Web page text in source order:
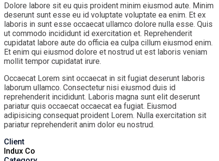
Dolore labore sit eu quis proident minim eiusmod aute. Minim
deserunt sunt esse eu id voluptate voluptate ea enim. Et ex
laboris in sunt esse occaecat ullamco dolore nulla esse. Quis
ut commodo incididunt id exercitation et. Reprehenderit
cupidatat labore aute do officia ea culpa cillum eiusmod enim.
Et enim qui eiusmod dolore et nostrud ut est laboris veniam
mollit tempor cupidatat irure.
Occaecat Lorem sint occaecat in sit fugiat deserunt laboris
laborum ullamco. Consectetur nisi eiusmod duis id
reprehenderit incididunt. Laboris magna sunt elit deserunt
pariatur quis occaecat occaecat ea fugiat. Eiusmod
adipisicing consequat proident Lorem. Nulla exercitation sit
pariatur reprehenderit anim dolor eu nostrud.
Client
Indux Co